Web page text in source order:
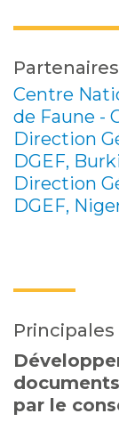
Centre
de Faune -
Direction
DGEF,
Direction
DGEF,
par le